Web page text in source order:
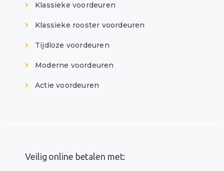
Klassieke voordeuren
Klassieke rooster voordeuren
Tijdloze voordeuren
Moderne voordeuren
Actie voordeuren
Veilig online betalen met: